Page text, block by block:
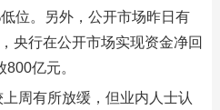
位。另外，公开市场昨日有
央行在公开市场实现资金净回
亿元。
周有所放缓，但业内人士认